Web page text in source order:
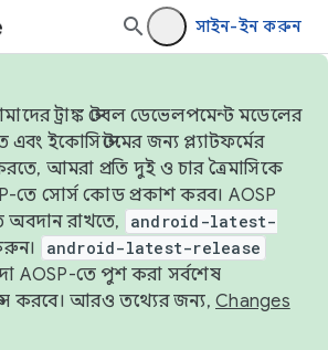
সাইন-ইন করুন
ট্রাঙ্ক স্টেবল ডেভেলপমেন্ট মডেলের
এবং ইকোসিস্টেমের জন্য প্ল্যাটফর্মের
আমরা প্রতি দুই ও চার ত্রৈমাসিকে
তে সোর্স কোড প্রকাশ করব। AOSP
অবদান রাখতে,
android-latest-
android-latest-release
AOSP-তে পুশ করা সর্বশেষ
করবে। আরও তথ্যের জন্য, Changes